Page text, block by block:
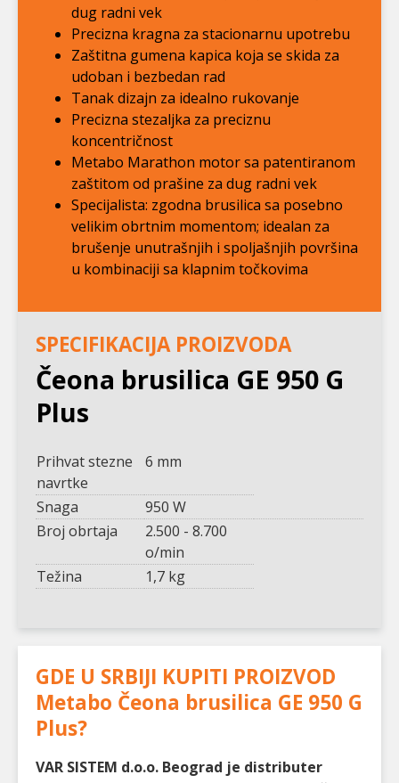
dug radni vek
Precizna kragna za stacionarnu upotrebu
Zaštitna gumena kapica koja se skida za
udoban i bezbedan rad
Tanak dizajn za idealno rukovanje
Precizna stezaljka za preciznu
koncentričnost
Metabo Marathon motor sa patentiranom
zaštitom od prašine za dug radni vek
Specijalista: zgodna brusilica sa posebno
velikim obrtnim momentom; idealan za
brušenje unutrašnjih i spoljašnjih površina
u kombinaciji sa klapnim točkovima
SPECIFIKACIJA PROIZVODA
Čeona brusilica GE 950 G
Plus
Prihvat stezne
navrtke
6 mm
Snaga
950 W
Broj obrtaja
2.500 - 8.700
o/min
Težina
1,7 kg
GDE U SRBIJI KUPITI PROIZVOD
Metabo Čeona brusilica GE 950 G
Plus?
VAR SISTEM d.o.o. Beograd je distributer